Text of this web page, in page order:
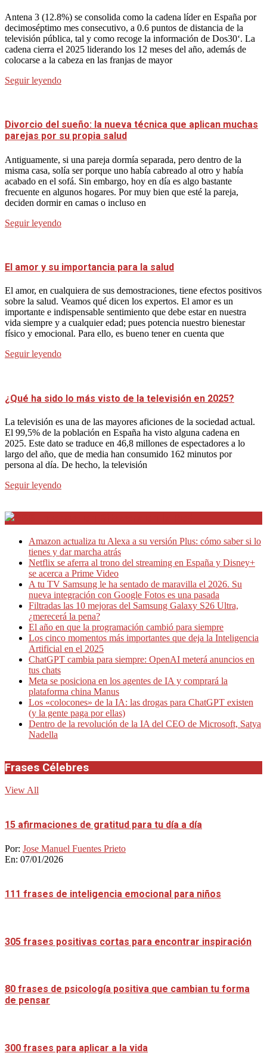
Antena 3 (12.8%) se consolida como la cadena líder en España por
decimoséptimo mes consecutivo, a 0.6 puntos de distancia de la
televisión pública, tal y como recoge la información de Dos30‘. La
cadena cierra el 2025 liderando los 12 meses del año, además de
colocarse a la cabeza en las franjas de mayor
Seguir leyendo
Divorcio del sueño: la nueva técnica que aplican muchas
parejas por su propia salud
Antiguamente, si una pareja dormía separada, pero dentro de la
misma casa, solía ser porque uno había cabreado al otro y había
acabado en el sofá. Sin embargo, hoy en día es algo bastante
frecuente en algunos hogares. Por muy bien que esté la pareja,
deciden dormir en camas o incluso en
Seguir leyendo
El amor y su importancia para la salud
El amor, en cualquiera de sus demostraciones, tiene efectos positivos
sobre la salud. Veamos qué dicen los expertos. El amor es un
importante e indispensable sentimiento que debe estar en nuestra
vida siempre y a cualquier edad; pues potencia nuestro bienestar
físico y emocional. Para ello, es bueno tener en cuenta que
Seguir leyendo
¿Qué ha sido lo más visto de la televisión en 2025?
La televisión es una de las mayores aficiones de la sociedad actual.
El 99,5% de la población en España ha visto alguna cadena en
2025. Este dato se traduce en 46,8 millones de espectadores a lo
largo del año, que de media han consumido 162 minutos por
persona al día. De hecho, la televisión
Seguir leyendo
Amazon actualiza tu Alexa a su versión Plus: cómo saber si lo
tienes y dar marcha atrás
Netflix se aferra al trono del streaming en España y Disney+
se acerca a Prime Video
A tu TV Samsung le ha sentado de maravilla el 2026. Su
nueva integración con Google Fotos es una pasada
Filtradas las 10 mejoras del Samsung Galaxy S26 Ultra,
¿merecerá la pena?
El año en que la programación cambió para siempre
Los cinco momentos más importantes que deja la Inteligencia
Artificial en el 2025
ChatGPT cambia para siempre: OpenAI meterá anuncios en
tus chats
Meta se posiciona en los agentes de IA y comprará la
plataforma china Manus
Los «colocones» de la IA: las drogas para ChatGPT existen
(y la gente paga por ellas)
Dentro de la revolución de la IA del CEO de Microsoft, Satya
Nadella
Frases Célebres
View All
15 afirmaciones de gratitud para tu día a día
Por: Jose Manuel Fuentes Prieto
En: 07/01/2026
111 frases de inteligencia emocional para niños
305 frases positivas cortas para encontrar inspiración
80 frases de psicología positiva que cambian tu forma
de pensar
300 frases para aplicar a la vida